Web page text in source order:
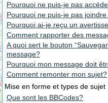
Pourquoi ne puis-je pas
Pourquoi ne puis-je pas
Pourquoi ai-je reçu un
Comment rapporter des
A quoi sert le bouton
message?
Pourquoi mon message doit
Comment remonter mon sujet?
Mise en forme et types de sujet
Que sont les BBCodes?